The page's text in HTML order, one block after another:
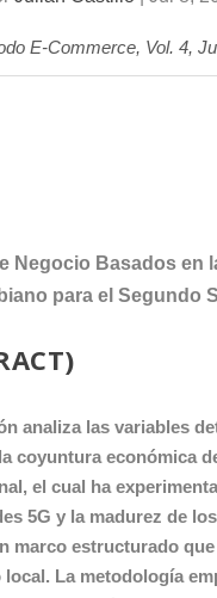
E-Commerce, Vol. 4,
Negocio Basados en
para el Segundo
analiza las variables
coyuntura económica
el cual ha
5G y la madurez de
marco estructurado
La metodología